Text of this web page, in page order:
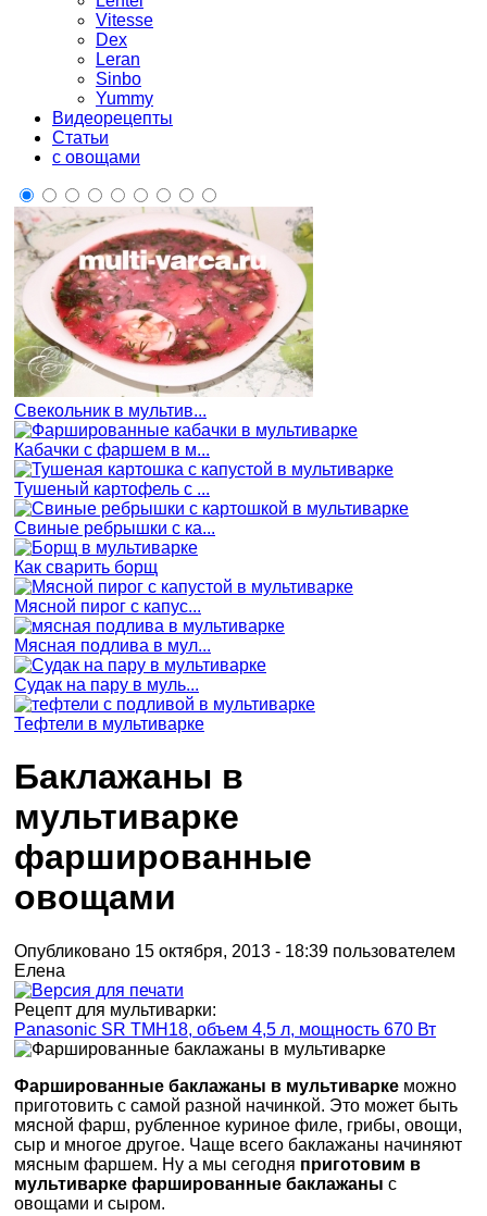
Vitesse
Dex
Leran
Sinbo
Yummy
Видеорецепты
Статьи
с овощами
Свекольник в мультив...
Кабачки с фаршем в м...
Тушеный картофель с ...
Свиные ребрышки с ка...
Как сварить борщ
Мясной пирог с капус...
Мясная подлива в мул...
Судак на пару в муль...
Тефтели в мультиварке
Баклажаны в
мультиварке
фаршированные
овощами
Опубликовано 15 октября, 2013 - 18:39 пользователем
Елена
Рецепт для мультиварки:
Panasonic SR TMH18, объем 4,5 л, мощность 670 Вт
Фаршированные баклажаны в мультиварке можно
приготовить с самой разной начинкой. Это может быть
мясной фарш, рубленное куриное филе, грибы, овощи,
сыр и многое другое. Чаще всего баклажаны начиняют
мясным фаршем. Ну а мы сегодня приготовим в
мультиварке фаршированные баклажаны с
овощами и сыром.